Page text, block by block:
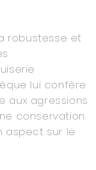
robustesse et
lui confère
aux agressions
conservation
aspect sur le